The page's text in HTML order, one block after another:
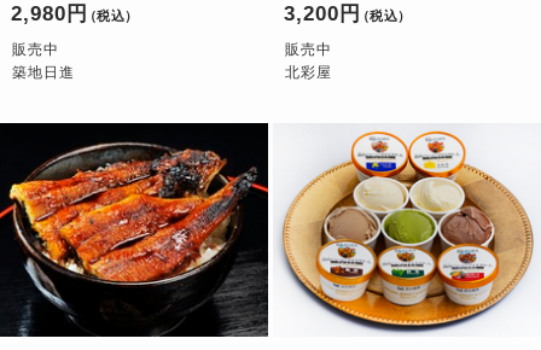
2,980円 （税込）
販売中
築地日進
3,200円 （税込）
販売中
北彩屋